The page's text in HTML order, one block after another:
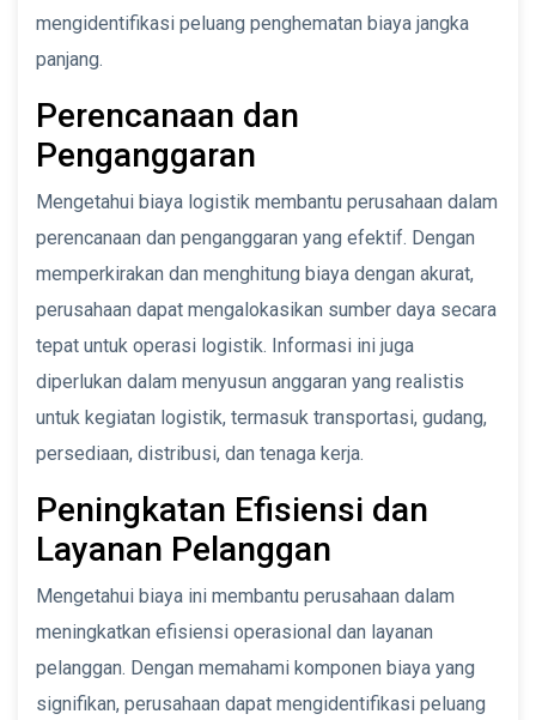
mengidentifikasi peluang penghematan biaya jangka
panjang.
Perencanaan dan
Penganggaran
Mengetahui biaya logistik membantu perusahaan dalam
perencanaan dan penganggaran yang efektif. Dengan
memperkirakan dan menghitung biaya dengan akurat,
perusahaan dapat mengalokasikan sumber daya secara
tepat untuk operasi logistik. Informasi ini juga
diperlukan dalam menyusun anggaran yang realistis
untuk kegiatan logistik, termasuk transportasi, gudang,
persediaan, distribusi, dan tenaga kerja.
Peningkatan Efisiensi dan
Layanan Pelanggan
Mengetahui biaya ini membantu perusahaan dalam
meningkatkan efisiensi operasional dan layanan
pelanggan. Dengan memahami komponen biaya yang
signifikan, perusahaan dapat mengidentifikasi peluang